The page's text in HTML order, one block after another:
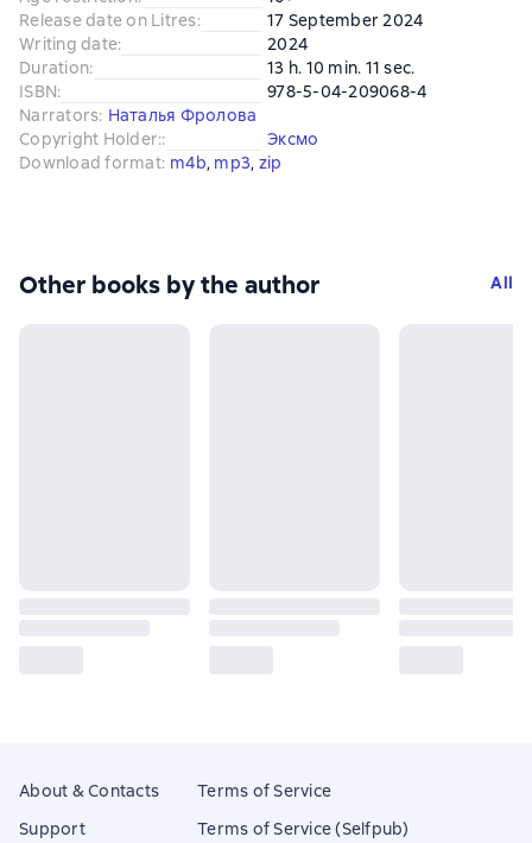
Release date on Litres:
17 September 2024
Writing date:
2024
Duration:
13 h. 10 min. 11 sec.
ISBN:
978-5-04-209068-4
Narrators: Наталья Фролова
Copyright Holder::
Эксмо
Download format: m4b, mp3, zip
Other books by the author All
About & Contacts
Support
Terms of Service
Terms of Service (Selfpub)